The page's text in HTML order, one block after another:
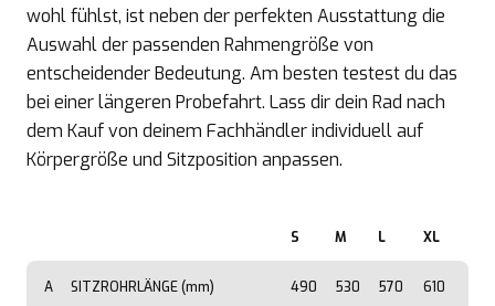
wohl fühlst, ist neben der perfekten Ausstattung die
Auswahl der passenden Rahmengröße von
entscheidender Bedeutung. Am besten testest du das
bei einer längeren Probefahrt. Lass dir dein Rad nach
dem Kauf von deinem Fachhändler individuell auf
Körpergröße und Sitzposition anpassen.
S M L XL
A SITZROHRLÄNGE (mm) 490 530 570 610